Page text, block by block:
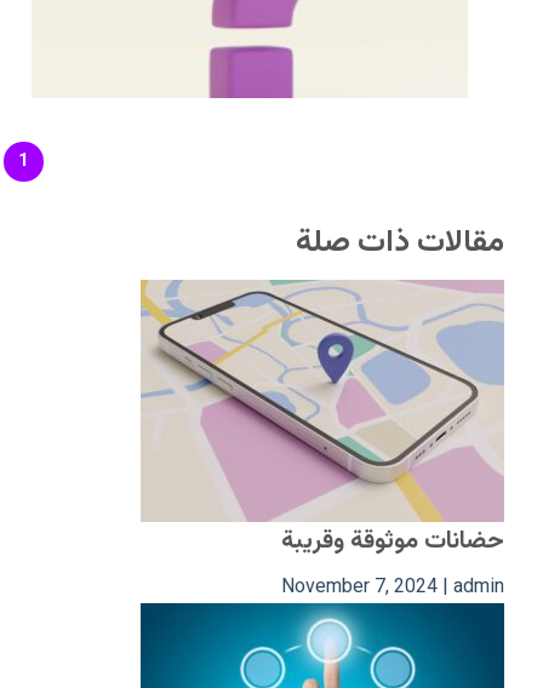
1
مقالات ذات صلة
حضانات موثوقة وقريبة
November 7, 2024 | admin